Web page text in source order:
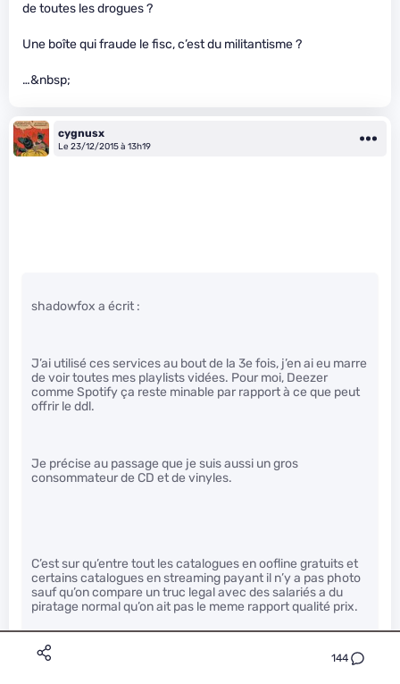
144
de toutes les drogues ?
Une boîte qui fraude le fisc, c’est du militantisme ?
…&nbsp;
cygnusx
Le 23/12/2015 à 13h19
shadowfox a écrit :
J’ai utilisé ces services au bout de la 3e fois, j’en ai eu marre
de voir toutes mes playlists vidées. Pour moi, Deezer
comme Spotify ça reste minable par rapport à ce que peut
offrir le ddl.
Je précise au passage que je suis aussi un gros
consommateur de CD et de vinyles.
C’est sur qu’entre tout les catalogues en oofline gratuits et
certains catalogues en streaming payant il n’y a pas photo
sauf qu’on compare un truc legal avec des salariés a du
piratage normal qu’on ait pas le meme rapport qualité prix.